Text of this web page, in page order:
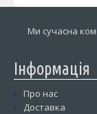
Ми сучасна
Інформація
Про нас
Доставка